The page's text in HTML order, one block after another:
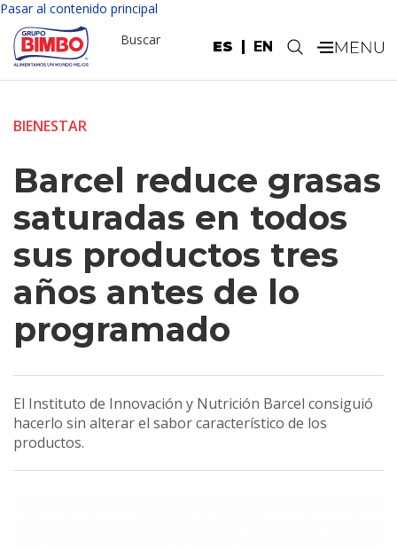
Pasar al contenido principal
ES EN
Buscar .
BIENESTAR
Barcel reduce grasas
saturadas en todos
sus productos tres
años antes de lo
programado
El Instituto de Innovación y Nutrición Barcel consiguió
hacerlo sin alterar el sabor característico de los
productos.